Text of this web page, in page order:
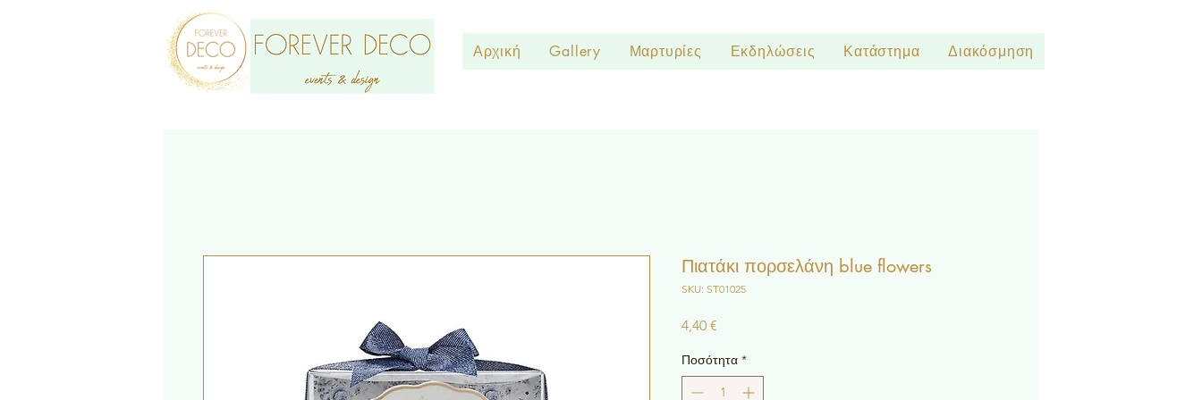
Αρχική Gallery Μαρτυρίες Εκδηλώσεις Κατάστημα Διακόσμηση
Πιατάκι πορσελάνη blue flowers
SKU: ST01025
4,40 €
Ποσότητα *